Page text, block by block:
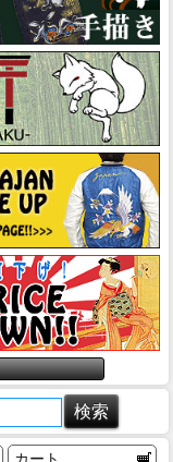
カート